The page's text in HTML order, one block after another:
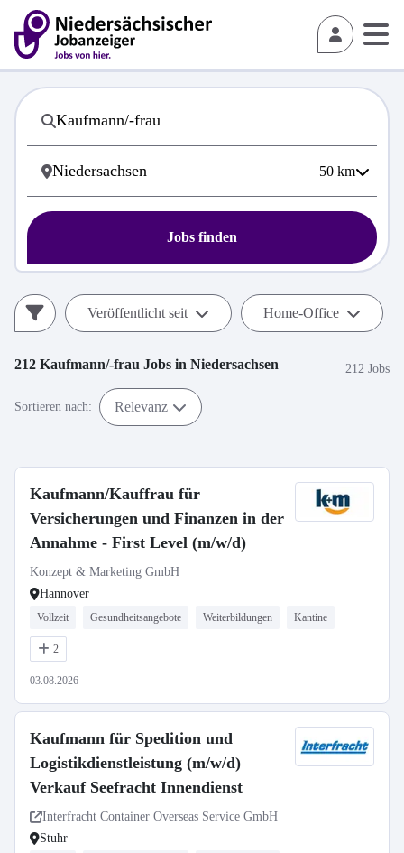
50 km
Jobs finden
Veröffentlicht seit Home-Office
212 Kaufmann/-frau Jobs in Niedersachsen 212 Jobs
Sortieren nach: Relevanz
Kaufmann/Kauffrau für
Versicherungen und Finanzen in der
Annahme - First Level (m/w/d)
Konzept & Marketing GmbH
Hannover
Vollzeit Gesundheitsangebote Weiterbildungen Kantine
2
03.08.2026
Kaufmann für Spedition und
Logistikdienstleistung (m/w/d)
Verkauf Seefracht Innendienst
Interfracht Container Overseas Service GmbH
Stuhr